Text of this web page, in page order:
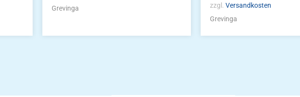
Grevinga
zzgl.Versandkosten
Grevinga